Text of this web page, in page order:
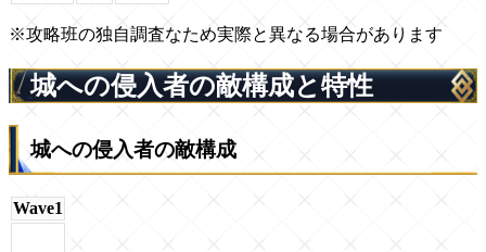
※攻略班の独自調査なため実際と異なる場合があります
城への侵入者の敵構成と特性
城への侵入者の敵構成
Wave1